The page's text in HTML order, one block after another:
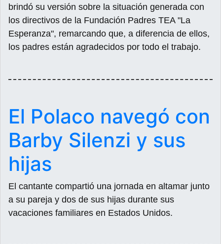
brindó su versión sobre la situación generada con
los directivos de la Fundación Padres TEA "La
Esperanza", remarcando que, a diferencia de ellos,
los padres están agradecidos por todo el trabajo.
El Polaco navegó con
Barby Silenzi y sus
hijas
El cantante compartió una jornada en altamar junto
a su pareja y dos de sus hijas durante sus
vacaciones familiares en Estados Unidos.